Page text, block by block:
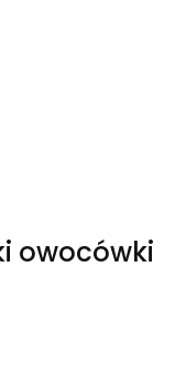
owocówki